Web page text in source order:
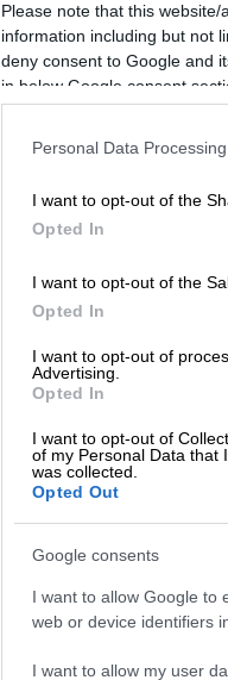
Please note that this
information including but not
deny consent to Google and
in below Google consent
Personal Data
I want to opt-out of the
Opted In
I want to opt-out of the
Opted In
I want to opt-out of
Advertising.
Opted In
I want to opt-out of
of my Personal Data that
was collected.
Opted Out
Google consents
I want to allow Google to
web or device identifiers
I want to allow my user
Open
Έλλη
στο
Open
Αυτή